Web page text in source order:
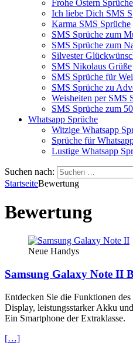
Frohe Ostern Sprüche
Ich liebe Dich SMS
Karma SMS Sprüche
SMS Sprüche zum
SMS Sprüche zum
Silvester
SMS Nikolaus Grüße
SMS Sprüche für
SMS Sprüche zu
Weisheiten per SMS
SMS Sprüche zum
Whatsapp Sprüche
Witzige Whatsapp
Sprüche für
Lustige Whatsapp
Suchen nach:
StartseiteBewertung
Bewertung
Neue Handys
Samsung Galaxy Note II
Entdecken Sie die Funktionen
Display, leistungsstarker Akku
Ein Smartphone der Extraklasse.
[…]